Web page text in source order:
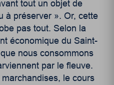
tout un objet de
à préserver ». Or, cette
pas tout. Selon la
économique du Saint-
nous consommons
par le fleuve.
le cours